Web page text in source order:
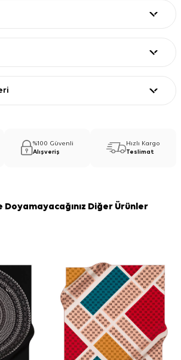
%100 Güvenli
Alışveriş
Hızlı Kargo
Teslimat
Doyamayacağınız Diğer Ürünler